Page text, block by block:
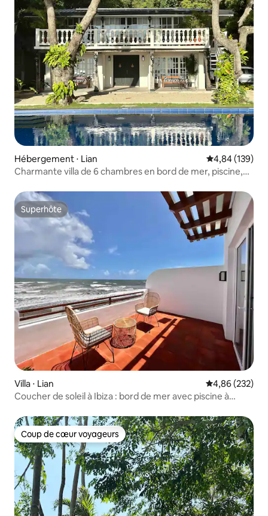
Hébergement ⋅ Lian Évaluation
4,84 (139)
Charmante villa de 6 chambres en bord de mer, piscine,
Superhôte
Superhôte
Villa ⋅ Lian Évaluation
4,86 (232)
Coucher de soleil à Ibiza : bord de mer avec piscine à
Coup de cœur voyageurs
Coup de cœur voyageurs